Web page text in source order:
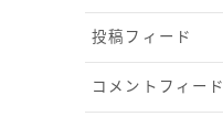
投稿フィード
コメントフィード